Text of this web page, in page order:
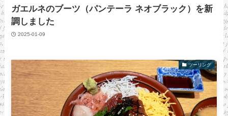
ガエルネのブーツ（パンテーラ ネオブラック）を新
調しました
2025-01-09
ツーリング